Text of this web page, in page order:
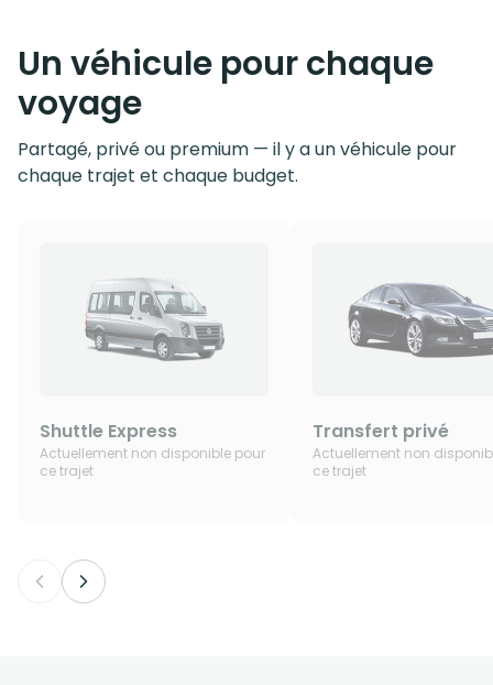
Un véhicule pour chaque
voyage
Partagé, privé ou premium — il y a un véhicule pour
chaque trajet et chaque budget.
Shuttle Express
Actuellement non disponible pour
ce trajet
Transfert privé
Actuellement non
ce trajet